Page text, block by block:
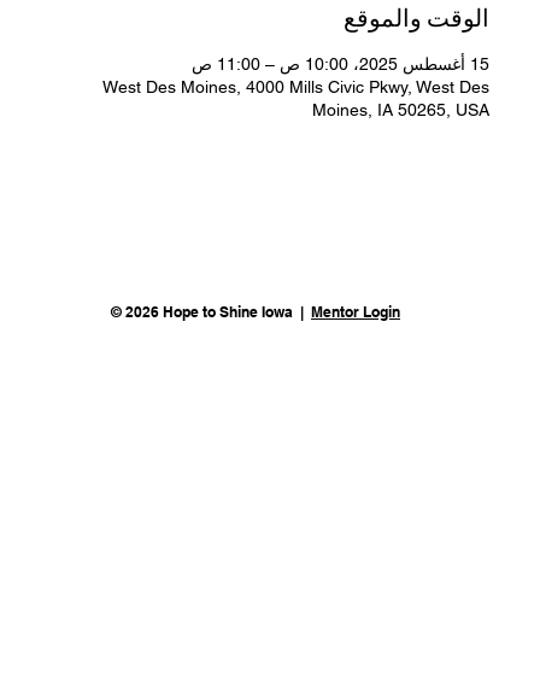
الوقت والموقع
15 أغسطس 2025، 10:00 ص – 11:00 ص
West Des Moines, 4000 Mills Civic Pkwy, West Des
Moines, IA 50265, USA
© 2026 Hope to Shine Iowa | Mentor Login